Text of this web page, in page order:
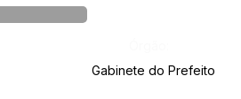
Gabinete do Prefeito